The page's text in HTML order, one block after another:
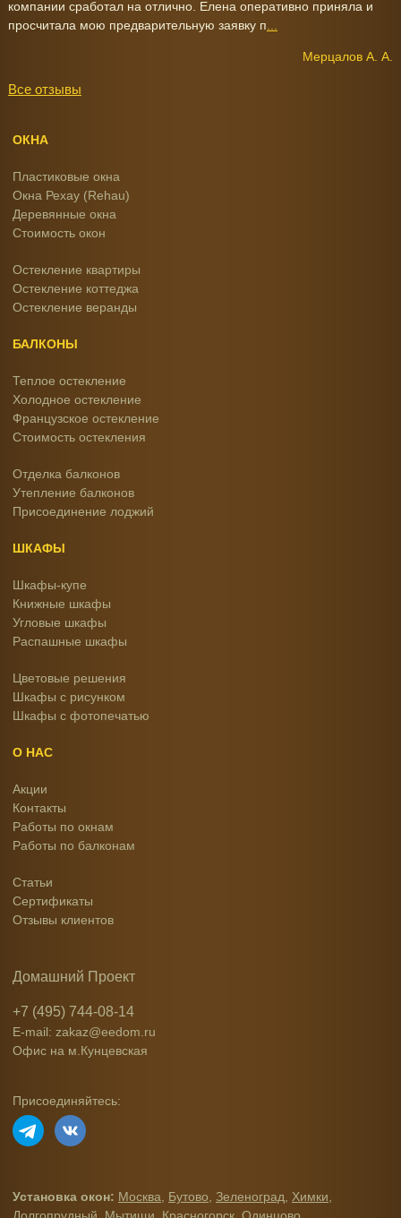
компании сработал на отлично. Елена оперативно приняла и
просчитала мою предварительную заявку п
Мерцалов А. А.
Все отзывы
ОКНА
Пластиковые окна
Окна Рехау (Rehau)
Деревянные окна
Стоимость окон
Остекление квартиры
Остекление коттеджа
Остекление веранды
БАЛКОНЫ
Теплое остекление
Холодное остекление
Французское остекление
Стоимость остекления
Отделка балконов
Утепление балконов
Присоединение лоджий
ШКАФЫ
Шкафы-купе
Книжные шкафы
Угловые шкафы
Распашные шкафы
Цветовые решения
Шкафы с рисунком
Шкафы с фотопечатью
О НАС
Акции
Контакты
Работы по окнам
Работы по балконам
Статьи
Сертификаты
Отзывы клиентов
Домашний Проект
+7 (495) 744-08-14
E-mail: zakaz@eedom.ru
Офис на м.Кунцевская
Присоединяйтесь:
Установка окон: Москва Бутово Зеленоград Химки